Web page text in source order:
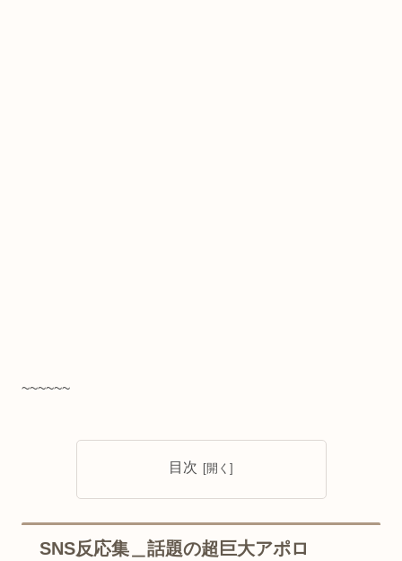
~~~~~~
目次
SNS反応集＿話題の超巨大アポロ